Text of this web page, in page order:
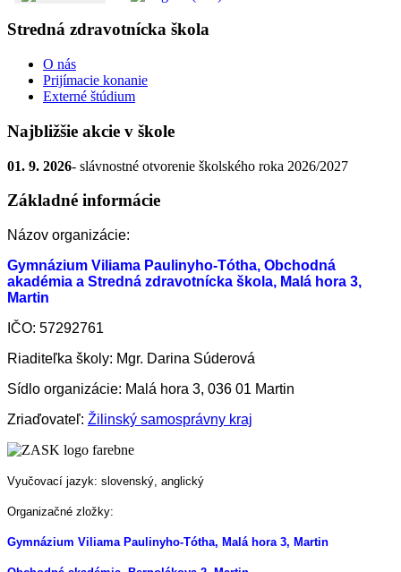
Stredná zdravotnícka škola
O nás
Prijímacie konanie
Externé štúdium
Najbližšie akcie v škole
01. 9. 2026- slávnostné otvorenie školského roka 2026/2027
Základné informácie
Názov organizácie:
Gymnázium Viliama Paulinyho-Tótha, Obchodná
akadémia a Stredná zdravotnícka škola, Malá hora 3,
Martin
IČO: 57292761
Riaditeľka školy: Mgr. Darina Súderová
Sídlo organizácie: Malá hora 3, 036 01 Martin
Zriaďovateľ: Žilinský samosprávny kraj
Vyučovací jazyk: slovenský, anglický
Organizačné zložky:
Gymnázium Viliama Paulinyho-Tótha, Malá hora 3, Martin